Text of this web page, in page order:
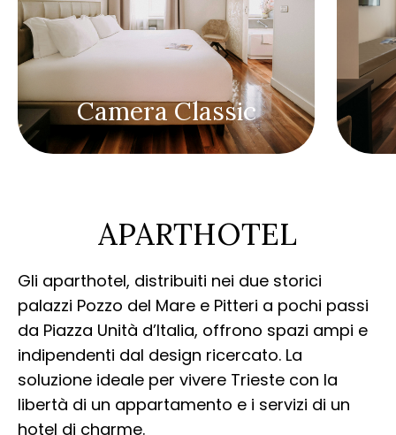
Camera Classic
APARTHOTEL
Gli aparthotel, distribuiti nei due storici
palazzi Pozzo del Mare e Pitteri a pochi passi
da Piazza Unità d’Italia, offrono spazi ampi e
indipendenti dal design ricercato. La
soluzione ideale per vivere Trieste con la
libertà di un appartamento e i servizi di un
hotel di charme.